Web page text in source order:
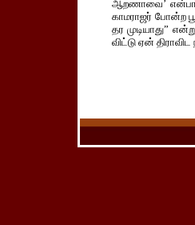
ஆறணாவை’ என்பார்.
காமராஜர் போன்ற
தர முடியாது”
விட்டு ஏன்